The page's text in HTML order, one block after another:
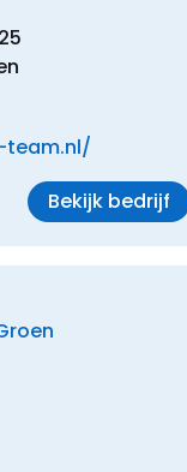
25
team.nl/
Bekijk bedrijf